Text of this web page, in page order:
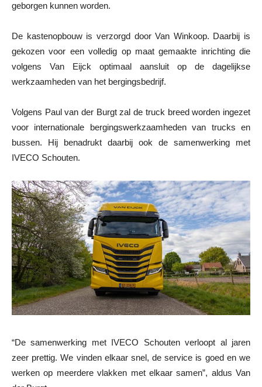
geborgen kunnen worden.
De kastenopbouw is verzorgd door Van Winkoop. Daarbij is
gekozen voor een volledig op maat gemaakte inrichting die
volgens Van Eijck optimaal aansluit op de dagelijkse
werkzaamheden van het bergingsbedrijf.
Volgens Paul van der Burgt zal de truck breed worden ingezet
voor internationale bergingswerkzaamheden van trucks en
bussen. Hij benadrukt daarbij ook de samenwerking met
IVECO Schouten.
“De samenwerking met IVECO Schouten verloopt al jaren
zeer prettig. We vinden elkaar snel, de service is goed en we
werken op meerdere vlakken met elkaar samen”, aldus Van